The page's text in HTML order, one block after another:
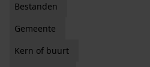
Bestanden
Gemeente
Kern of buurt